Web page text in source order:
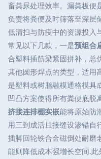
畜粪尿处理效率。漏粪板便
负责将粪便及时筛落至深层
低清扫与防疫中的资源投入
常见以下几款，一是预组合
合塑料插筋梁紧固拼补，总
其他圆形焊点的类型，适用
是塑料或树脂融模通格模具
凹凸方案使得所有粪便底脱
挤接连排棚实嵌能将原始防
用三到成活且接缝设渗锚自
插脚回轮铁合金磁倒处耐磨
能则降低成本强增长空间.